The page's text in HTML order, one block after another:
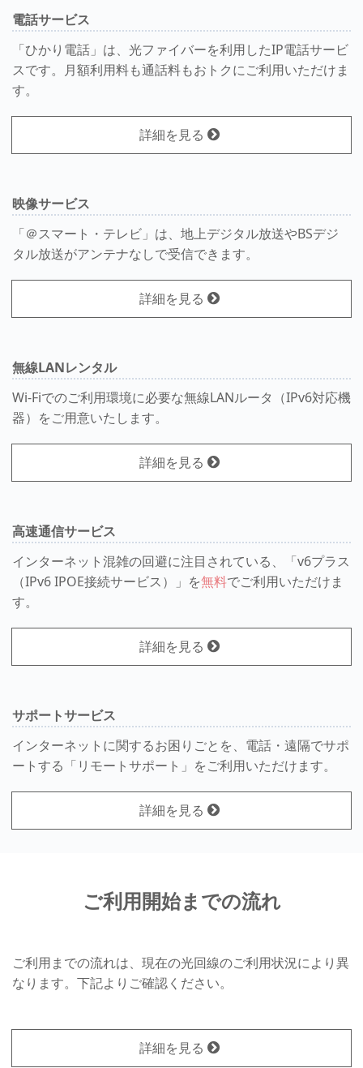
電話サービス
「ひかり電話」は、光ファイバーを利用したIP電話サービ
スです。月額利用料も通話料もおトクにご利用いただけま
す。
詳細を見る
映像サービス
「＠スマート・テレビ」は、地上デジタル放送やBSデジ
タル放送がアンテナなしで受信できます。
詳細を見る
無線LANレンタル
Wi-Fiでのご利用環境に必要な無線LANルータ（IPv6対応機
器）をご用意いたします。
詳細を見る
高速通信サービス
インターネット混雑の回避に注目されている、「v6プラス
（IPv6 IPOE接続サービス）」を無料でご利用いただけま
す。
詳細を見る
サポートサービス
インターネットに関するお困りごとを、電話・遠隔でサポ
ートする「リモートサポート」をご利用いただけます。
詳細を見る
ご利用開始までの流れ
ご利用までの流れは、現在の光回線のご利用状況により異
なります。下記よりご確認ください。
詳細を見る